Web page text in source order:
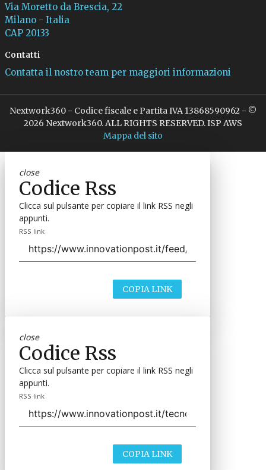
Via Moretto da Brescia, 22
Milano - Italia
CAP 20133
Contatti
Contatta il nostro team per maggiori informazioni
Nextwork360 - Codice fiscale e Partita IVA 13868590962 - ©
2026 Nextwork360. ALL RIGHTS RESERVED. ISP AWS
Mappa del sito
close
Codice Rss
Clicca sul pulsante per copiare il link RSS negli
appunti.
RSS link
COPIA LINK
close
Codice Rss
Clicca sul pulsante per copiare il link RSS negli
appunti.
RSS link
COPIA LINK